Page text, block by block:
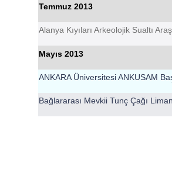
Temmuz 2013
Alanya Kıyıları Arkeolojik Sualtı
Mayıs 2013
ANKARA Üniversitesi ANKUSAM
Bağlararası Mevkii Tunç Çağı